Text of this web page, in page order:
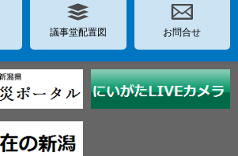
議事堂配置図 お問合せ